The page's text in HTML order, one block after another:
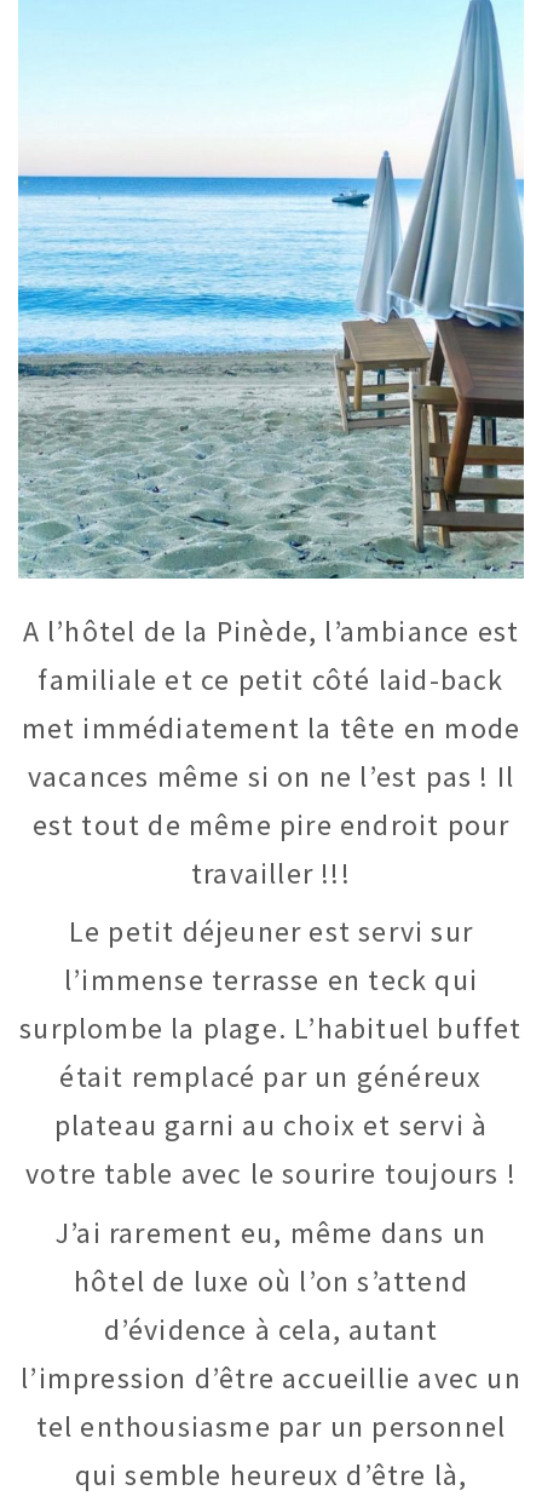
A l’hôtel de la Pinède, l’ambiance est
familiale et ce petit côté laid-back
met immédiatement la tête en mode
vacances même si on ne l’est pas ! Il
est tout de même pire endroit pour
travailler !!!
Le petit déjeuner est servi sur
l’immense terrasse en teck qui
surplombe la plage. L’habituel buffet
était remplacé par un généreux
plateau garni au choix et servi à
votre table avec le sourire toujours !
J’ai rarement eu, même dans un
hôtel de luxe où l’on s’attend
d’évidence à cela, autant
l’impression d’être accueillie avec un
tel enthousiasme par un personnel
qui semble heureux d’être là,